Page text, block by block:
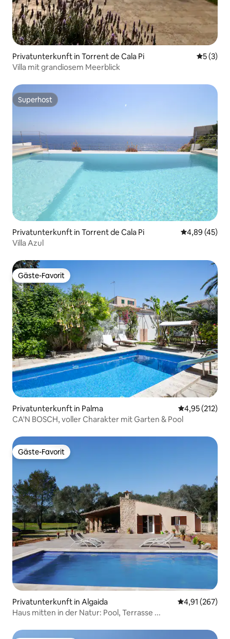
Privatunterkunft in Torrent de Cala Pi
5 (3)
Villa mit grandiosem Meerblick
Superhost
Superhost
Privatunterkunft in Torrent de Cala Pi
4,89 (45)
Villa Azul
Gäste-Favorit
Gäste-Favorit
Privatunterkunft in Palma
4,95 (212)
CA'N BOSCH, voller Charakter mit Garten & Pool
Gäste-Favorit
Gäste-Favorit
Privatunterkunft in Algaida
4,91 (267)
Haus mitten in der Natur: Pool, Terrasse ...